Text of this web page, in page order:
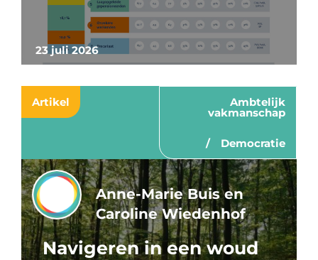
23 juli 2026
Artikel Ambtelijk
vakmanschap
Democratie
Anne-Marie Buis en
Caroline Wiedenhof
Navigeren in een woud